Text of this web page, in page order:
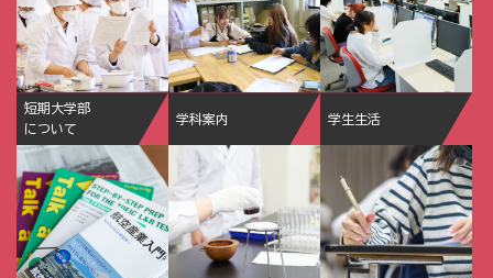
短期大学部
について
学科案内 学生生活